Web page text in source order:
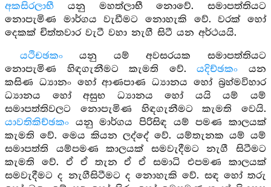
අකසිරලාභී යනු මහත්ලාභී නොවේ. සමාපත්තියට
නොපැමිණ මාර්ගය වැඩීමට නොහැකි වේ. වරක් හෝ
දෙකක් චිත්තවාර වැටී වහා නැගී සිටී යන අර්ථයයි.
යථිචඡකංයනු යම් අවසරයක සමාපත්තියට
නොපැමිණ හිඳගැනීමට කැමති වේ.යදිච්ඡකං යන
කසිණ ධ්‍යානං හෝ ආණපාණ ධ්‍යානය හෝ බ්‍රහ්මවිහාර
ධ්‍යානය හෝ අසුභ ධ්‍යානය හෝ යයි යම් යම්
සමාපත්තිවලට නොපැමිණ හිඳගැනීමට කැමති වෙයි.
යාවතිකිච්ඡකං යනු මාර්ගය පිරිසිඳ යම් පමණ කාලයක්
කැමති වේ. මෙය කියන ලද්දේ වේ. යම්තැනක යම් යම්
සමාපත්ති යම්පමණ කාලයක් සමවැදීමට නැගී සිටීමට
කැමති වේ. ඒ ඒ තැන ඒ ඒ සමාධි එපමණ කාලයක්
සමවැදීමට ද නැගීසිටීමට ද නොහැකි වේ. සඳ හෝ තරු